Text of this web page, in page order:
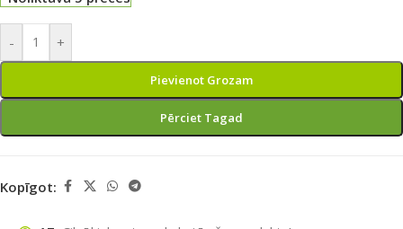
- +
Pievienot Grozam
Pērciet Tagad
Kopīgot: